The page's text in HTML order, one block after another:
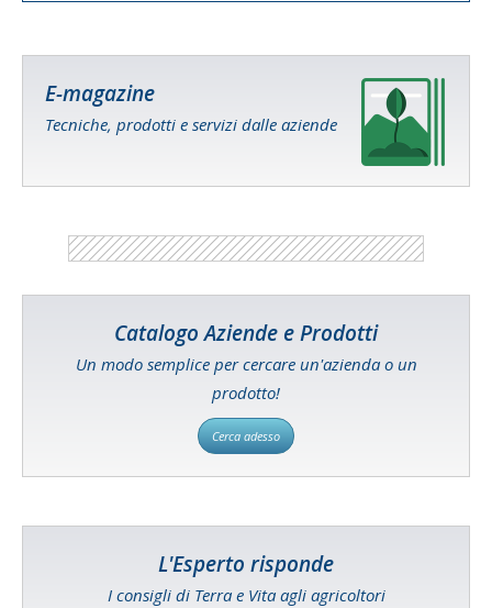
E-magazine
Tecniche, prodotti e servizi dalle aziende
Catalogo Aziende e Prodotti
Un modo semplice per cercare un'azienda o un
prodotto!
Cerca adesso
L'Esperto risponde
I consigli di Terra e Vita agli agricoltori